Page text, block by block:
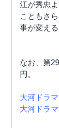
江が秀忠
こともさ
事が変え
なお、第
円。
大河ドラ
大河ドラ